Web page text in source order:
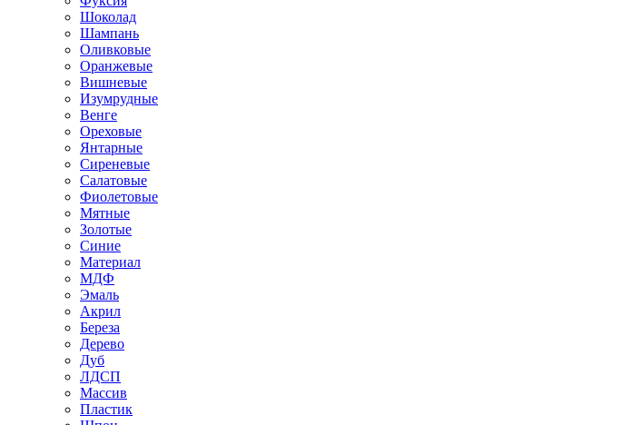
Шоколад
Шампань
Оливковые
Оранжевые
Вишневые
Изумрудные
Венге
Ореховые
Янтарные
Сиреневые
Салатовые
Фиолетовые
Мятные
Золотые
Синие
Материал
МДФ
Эмаль
Акрил
Береза
Дерево
Дуб
ЛДСП
Массив
Пластик